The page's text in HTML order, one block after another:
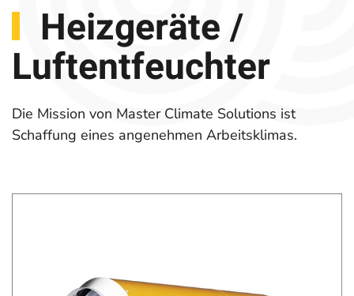
Heizgeräte /
Luftent­feuchter
Die Mission von Master Climate Solutions ist
Schaffung eines angenehmen Arbeitsklimas.